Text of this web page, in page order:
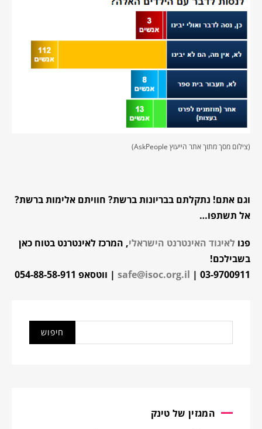
(צילום מסך מתוך אתר הייעוץ AskPeople)
וגם אתם! נתקלתם בבריונות ברשת? חוויתם אלימות ברשת?
אל תשתפו…
פנו לאיגוד האינטרנט הישראלי, המרכז לאינטרנט בטוח כאן
בשבילכם!
03-9700911 |
safe@isoc.org.il | ווטסאפ 054-88-58-911
המגזין של טינק